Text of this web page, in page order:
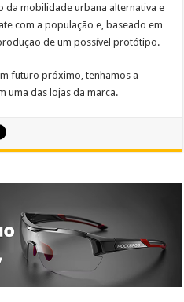
da mobilidade urbana alternativa e
com a população e, baseado em
de um possível protótipo.
futuro próximo, tenhamos a
uma das lojas da marca.